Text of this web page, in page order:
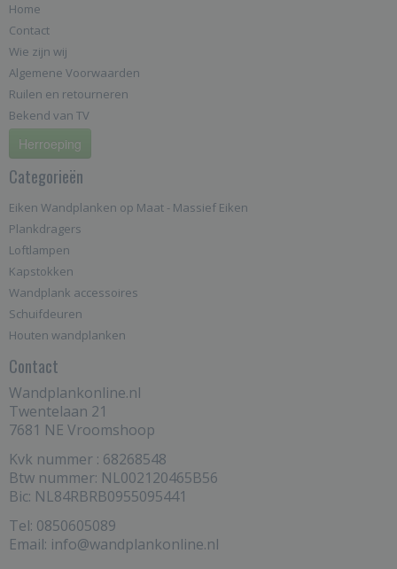
Home
Contact
Wie zijn wij
Algemene Voorwaarden
Ruilen en retourneren
Bekend van TV
Herroeping
Categorieën
Eiken Wandplanken op Maat - Massief Eiken
Plankdragers
Loftlampen
Kapstokken
Wandplank accessoires
Schuifdeuren
Houten wandplanken
Contact
Wandplankonline.nl
Twentelaan 21
7681 NE Vroomshoop
Kvk nummer : 68268548
Btw nummer: NL002120465B56
Bic: NL84RBRB0955095441
Tel: 0850605089
Email: info@wandplankonline.nl